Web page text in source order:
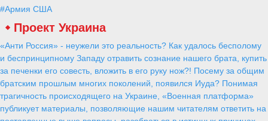
данным, которые имеются в открытых источниках, он сможет
около 4,3 тыс. км. По оценкам экспертов, Су-57 сможет успешно
противостоять американским истребителям пятого поколения F-35
и F-22 и по целому ряду параметров превосходит их.
Кроме того, ожидается, что Су-57 получит весьма мощное для
истребителя ракетно-бомбовое вооружение. Например, есть
информация о проектировании для него гиперзвуковой ракеты,
подобной «Кинжалу». Также рассматривается возможность